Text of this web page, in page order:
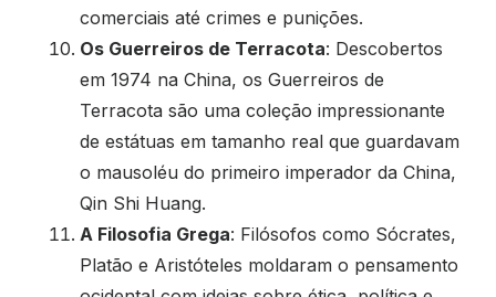
comerciais até crimes e punições.
Os Guerreiros de Terracota: Descobertos
em 1974 na China, os Guerreiros de
Terracota são uma coleção impressionante
de estátuas em tamanho real que guardavam
o mausoléu do primeiro imperador da China,
Qin Shi Huang.
A Filosofia Grega: Filósofos como Sócrates,
Platão e Aristóteles moldaram o pensamento